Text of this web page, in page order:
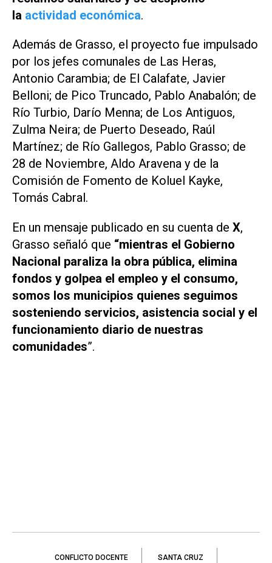
la actividad económica.
Además de Grasso, el proyecto fue impulsado
por los jefes comunales de Las Heras,
Antonio Carambia; de El Calafate, Javier
Belloni; de Pico Truncado, Pablo Anabalón; de
Río Turbio, Darío Menna; de Los Antiguos,
Zulma Neira; de Puerto Deseado, Raúl
Martínez; de Río Gallegos, Pablo Grasso; de
28 de Noviembre, Aldo Aravena y de la
Comisión de Fomento de Koluel Kayke,
Tomás Cabral.
En un mensaje publicado en su cuenta de X,
Grasso señaló que “mientras el Gobierno
Nacional paraliza la obra pública, elimina
fondos y golpea el empleo y el consumo,
somos los municipios quienes seguimos
sosteniendo servicios, asistencia social y el
funcionamiento diario de nuestras
comunidades”.
CONFLICTO DOCENTE SANTA CRUZ